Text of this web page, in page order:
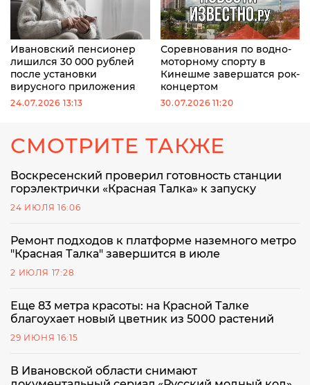
Ивановский пенсионер
лишился 30 000 рублей
после установки
вирусного приложения
24.07.2026 13:13
Соревнования по водно-
моторному спорту в
Кинешме завершатся рок-
концертом
30.07.2026 11:20
СМОТРИТЕ ТАКЖЕ
Воскресенский проверил готовность станции
горэлектрички «Красная Талка» к запуску
24 ИЮЛЯ 16:06
Ремонт подходов к платформе наземного метро
"Красная Талка" завершится в июле
2 ИЮЛЯ 17:28
Еще 83 метра красоты: на Красной Талке
благоухает новый цветник из 5000 растений
29 ИЮНЯ 16:15
В Ивановской области снимают